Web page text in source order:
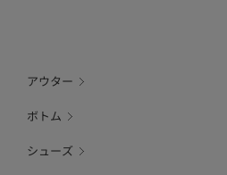
アウター
ボトム
シューズ